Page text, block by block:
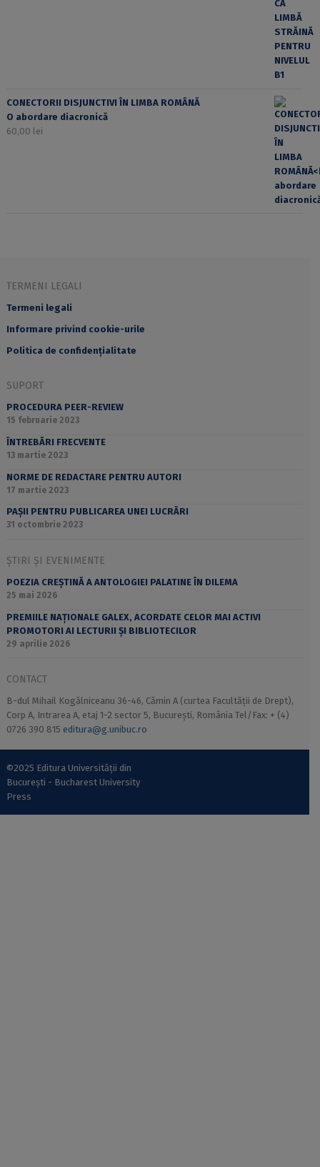
CONECTORII DISJUNCTIVI ÎN LIMBA ROMÂNĂ
O abordare diacronică
60,00 lei
TERMENI LEGALI
Termeni legali
Informare privind cookie-urile
Politica de confidențialitate
SUPORT
PROCEDURA PEER-REVIEW
15 februarie 2023
ÎNTREBĂRI FRECVENTE
13 martie 2023
NORME DE REDACTARE PENTRU AUTORI
17 martie 2023
PAȘII PENTRU PUBLICAREA UNEI LUCRĂRI
31 octombrie 2023
ȘTIRI ȘI EVENIMENTE
POEZIA CREȘTINĂ A ANTOLOGIEI PALATINE ÎN DILEMA
25 mai 2026
PREMIILE NAȚIONALE GALEX, ACORDATE CELOR MAI ACTIVI
PROMOTORI AI LECTURII ȘI BIBLIOTECILOR
29 aprilie 2026
CONTACT
B-dul Mihail Kogălniceanu 36-46, Cămin A (curtea Facultății de Drept),
Corp A, Intrarea A, etaj 1-2 sector 5, București, România Tel/Fax: + (4)
0726 390 815 editura@g.unibuc.ro
©2025 Editura Universității din
București - Bucharest University
Press